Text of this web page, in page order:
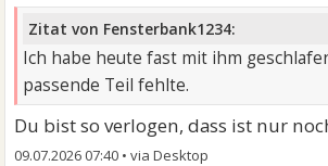
Zitat von Fensterbank1234:
Ich habe heute fast mit ihm
passende Teil fehlte.
Du bist so verlogen, dass ist nur
09.07.2026 07:40 •